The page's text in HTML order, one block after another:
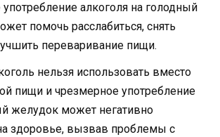
алкоголя на голодный
помочь расслабиться, снять
переваривание пищи.
нельзя использовать вместо
пищи и чрезмерное употребление
желудок может негативно
здоровье, вызвав проблемы с